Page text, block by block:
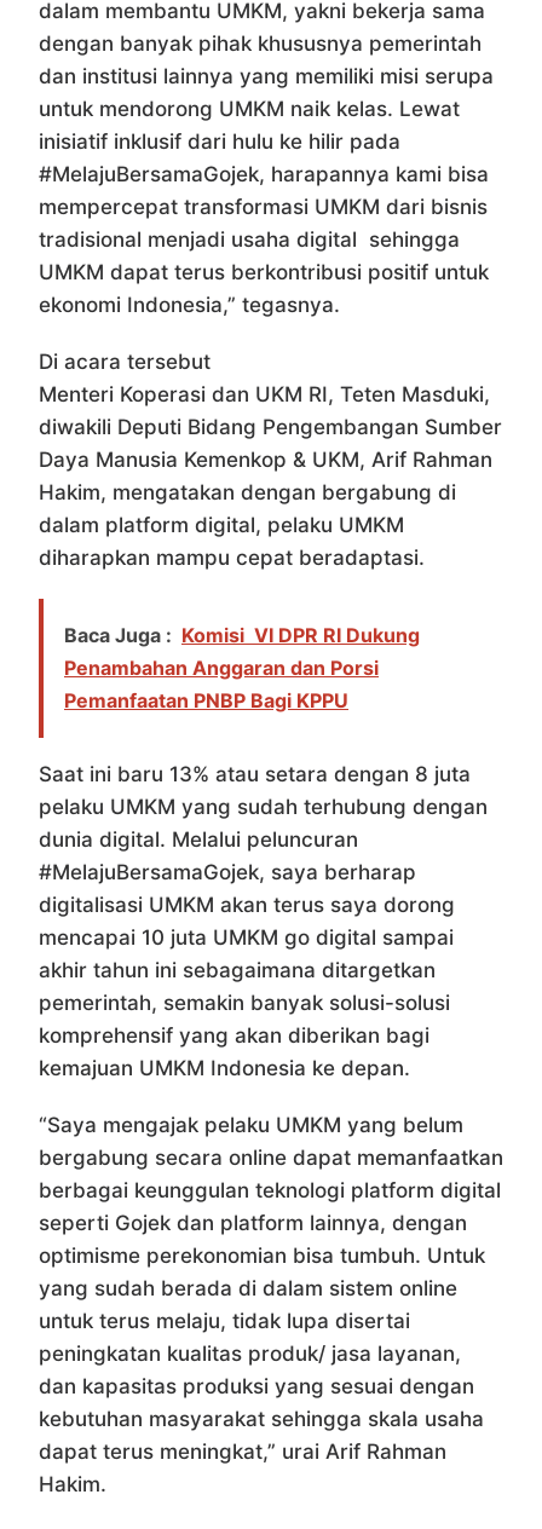
dalam membantu UMKM, yakni bekerja sama
dengan banyak pihak khususnya pemerintah
dan institusi lainnya yang memiliki misi serupa
untuk mendorong UMKM naik kelas. Lewat
inisiatif inklusif dari hulu ke hilir pada
#MelajuBersamaGojek, harapannya kami bisa
mempercepat transformasi UMKM dari bisnis
tradisional menjadi usaha digital sehingga
UMKM dapat terus berkontribusi positif untuk
ekonomi Indonesia,” tegasnya.
Di acara tersebut
Menteri Koperasi dan UKM RI, Teten Masduki,
diwakili Deputi Bidang Pengembangan Sumber
Daya Manusia Kemenkop & UKM, Arif Rahman
Hakim, mengatakan dengan bergabung di
dalam platform digital, pelaku UMKM
diharapkan mampu cepat beradaptasi.
Baca Juga : Komisi VI DPR RI Dukung
Penambahan Anggaran dan Porsi
Pemanfaatan PNBP Bagi KPPU
Saat ini baru 13% atau setara dengan 8 juta
pelaku UMKM yang sudah terhubung dengan
dunia digital. Melalui peluncuran
#MelajuBersamaGojek, saya berharap
digitalisasi UMKM akan terus saya dorong
mencapai 10 juta UMKM go digital sampai
akhir tahun ini sebagaimana ditargetkan
pemerintah, semakin banyak solusi-solusi
komprehensif yang akan diberikan bagi
kemajuan UMKM Indonesia ke depan.
“Saya mengajak pelaku UMKM yang belum
bergabung secara online dapat memanfaatkan
berbagai keunggulan teknologi platform digital
seperti Gojek dan platform lainnya, dengan
optimisme perekonomian bisa tumbuh. Untuk
yang sudah berada di dalam sistem online
untuk terus melaju, tidak lupa disertai
peningkatan kualitas produk/ jasa layanan,
dan kapasitas produksi yang sesuai dengan
kebutuhan masyarakat sehingga skala usaha
dapat terus meningkat,” urai Arif Rahman
Hakim.